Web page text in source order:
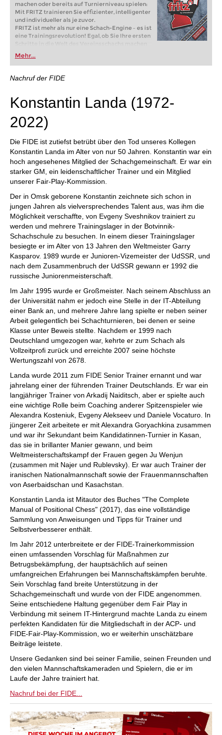
machen oder bereits auf Turnierniveau spielen:
Mit FRITZ trainieren Sie effizienter, intelligenter
und individueller als je zuvor.
FRITZ ist mehr als nur eine Schach-Engine – es ist
eine Trainingsrevolution! Egal, ob Sie Ihre ersten
Schritte in die Welt des Vereinsschachs machen
oder bereits auf Turnierniveau spielen: Mit
FRITZ trainieren Sie effizienter, intelligenter und
individueller als je zuvor.
Mehr...
Nachruf der FIDE
Konstantin Landa (1972-
2022)
Die FIDE ist zutiefst betrübt über den Tod unseres Kollegen
Konstantin Landa im Alter von nur 50 Jahren. Konstantin war ein
hoch angesehenes Mitglied der Schachgemeinschaft. Er war ein
starker GM, ein leidenschaftlicher Trainer und ein Mitglied
unserer Fair-Play-Kommission.
Der in Omsk geborene Konstantin zeichnete sich schon in
jungen Jahren als vielversprechendes Talent aus, was ihm die
Möglichkeit verschaffte, von Evgeny Sveshnikov trainiert zu
werden und mehrere Trainingslager in der Botvinnik-
Schachschule zu besuchen. In einem dieser Trainingslager
besiegte er im Alter von 13 Jahren den Weltmeister Garry
Kasparov. 1989 wurde er Junioren-Vizemeister der UdSSR, und
nach dem Zusammenbruch der UdSSR gewann er 1992 die
russische Juniorenmeisterschaft.
Im Jahr 1995 wurde er Großmeister. Nach seinem Abschluss an
der Universität nahm er jedoch eine Stelle in der IT-Abteilung
einer Bank an, und mehrere Jahre lang spielte er neben seiner
Arbeit gelegentlich bei Schachturnieren, bei denen er seine
Klasse unter Beweis stellte. Nachdem er 1999 nach
Deutschland umgezogen war, kehrte er zum Schach als
Vollzeitprofi zurück und erreichte 2007 seine höchste
Wertungszahl von 2678.
Landa wurde 2011 zum FIDE Senior Trainer ernannt und war
jahrelang einer der führenden Trainer Deutschlands. Er war ein
langjähriger Trainer von Arkadij Naiditsch, aber er spielte auch
eine wichtige Rolle beim Coaching anderer Spitzenspieler wie
Alexandra Kosteniuk, Evgeny Alekseev und Daniele Vocaturo. In
jüngerer Zeit arbeitete er mit Alexandra Goryachkina zusammen
und war ihr Sekundant beim Kandidatinnen-Turnier in Kasan,
das sie in brillanter Manier gewann, und beim
Weltmeisterschaftskampf der Frauen gegen Ju Wenjun
(zusammen mit Najer und Rublevsky). Er war auch Trainer der
iranischen Nationalmannschaft sowie der Frauenmannschaften
von Aserbaidschan und Kasachstan.
Konstantin Landa ist Mitautor des Buches "The Complete
Manual of Positional Chess" (2017), das eine vollständige
Sammlung von Anweisungen und Tipps für Trainer und
Selbstverbesserer enthält.
Im Jahr 2012 unterbreitete er der FIDE-Trainerkommission
einen umfassenden Vorschlag für Maßnahmen zur
Betrugsbekämpfung, der hauptsächlich auf seinen
umfangreichen Erfahrungen bei Mannschaftskämpfen beruhte.
Sein Vorschlag fand breite Unterstützung in der
Schachgemeinschaft und wurde von der FIDE angenommen.
Seine entschiedene Haltung gegenüber dem Fair Play in
Verbindung mit seinem IT-Hintergrund machte Landa zu einem
perfekten Kandidaten für die Mitgliedschaft in der ACP- und
FIDE-Fair-Play-Kommission, wo er weiterhin unschätzbare
Beiträge leistete.
Unsere Gedanken sind bei seiner Familie, seinen Freunden und
den vielen Mannschaftskameraden und Spielern, die er im
Laufe der Jahre trainiert hat.
Nachruf bei der FIDE...